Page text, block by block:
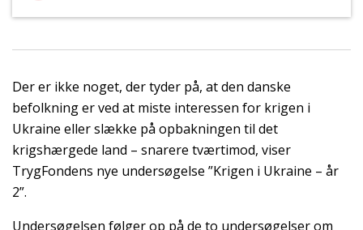
Der er ikke noget, der tyder på, at den danske
befolkning er ved at miste interessen for krigen i
Ukraine eller slække på opbakningen til det
krigshærgede land – snarere tværtimod, viser
TrygFondens nye undersøgelse ”Krigen i Ukraine – år
2”.
Undersøgelsen følger op på de to undersøgelser om